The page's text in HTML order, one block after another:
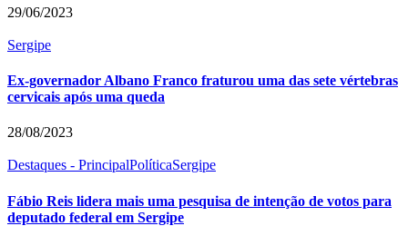
29/06/2023
Sergipe
Ex-governador Albano Franco fraturou uma das sete vértebras
cervicais após uma queda
28/08/2023
Destaques - PrincipalPolíticaSergipe
Fábio Reis lidera mais uma pesquisa de intenção de votos para
deputado federal em Sergipe